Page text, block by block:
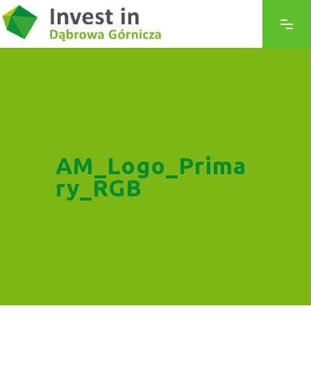
AM_Logo_Prima
ry_RGB